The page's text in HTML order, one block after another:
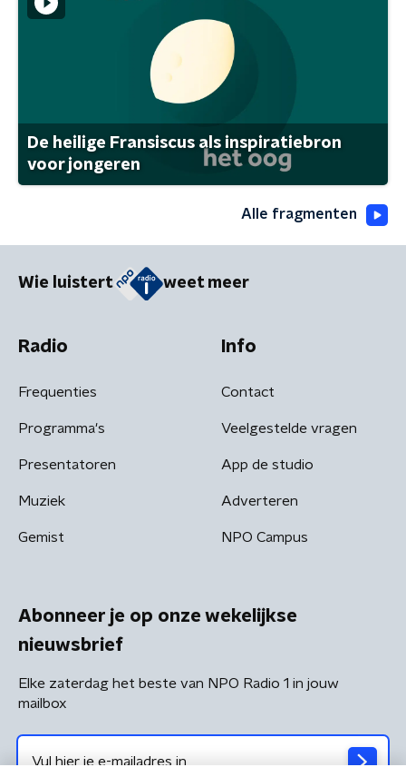
De heilige Fransiscus als inspiratiebron
voor jongeren
Alle fragmenten
Wie luistert weet meer
Radio
Frequenties
Programma's
Presentatoren
Muziek
Gemist
Info
Contact
Veelgestelde vragen
App de studio
Adverteren
NPO Campus
Abonneer je op onze wekelijkse
nieuwsbrief
Elke zaterdag het beste van NPO Radio 1 in jouw
mailbox